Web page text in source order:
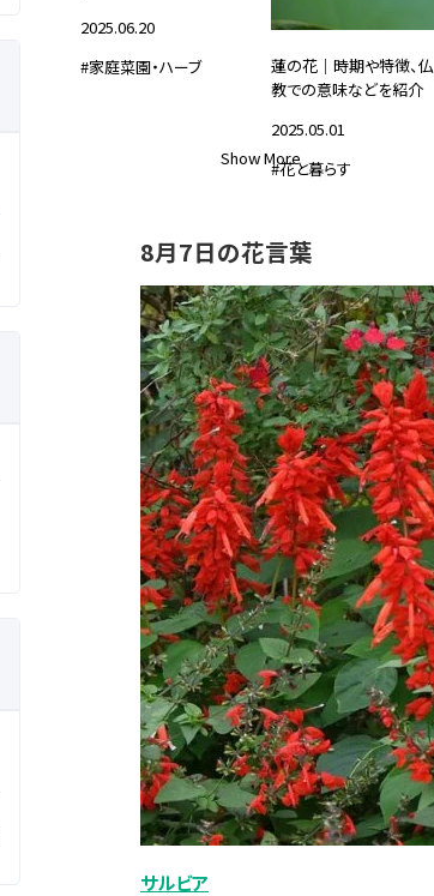
2025.06.20
#家庭菜園・ハーブ
蓮の花｜時期や特徴、仏
教での意味などを紹介
2025.05.01
#花と暮らす
Show More
8月7日の花言葉
サルビア